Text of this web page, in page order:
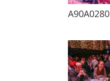
A90A0280